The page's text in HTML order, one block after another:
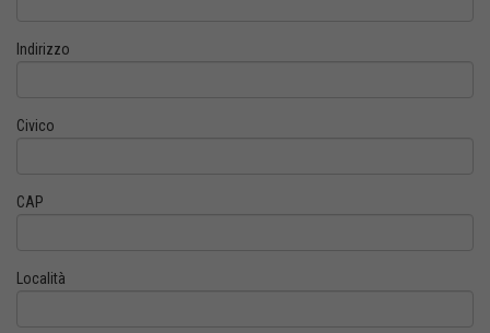
Indirizzo
Civico
CAP
Località